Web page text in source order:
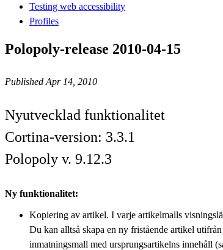
Testing web accessibility
Profiles
Polopoly-release 2010-04-15
Published Apr 14, 2010
Nyutvecklad funktionalitet
Cortina-version: 3.3.1
Polopoly v. 9.12.3
Ny funktionalitet:
Kopiering av artikel. I varje artikelmalls
Du kan alltså skapa en ny fristående artikel
inmatningsmall med ursprungsartikelns innehåll